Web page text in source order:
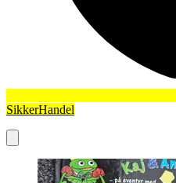
SikkerHandel